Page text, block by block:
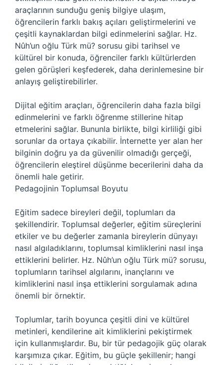
araçlarının sunduğu geniş bilgiye ulaşım,
öğrencilerin farklı bakış açıları geliştirmelerini ve
çeşitli kaynaklardan bilgi edinmelerini sağlar. Hz.
Nûh’un oğlu Türk mü? sorusu gibi tarihsel ve
kültürel bir konuda, öğrenciler farklı kültürlerden
gelen görüşleri keşfederek, daha derinlemesine bir
anlayış geliştirebilirler.
Dijital eğitim araçları, öğrencilerin daha fazla bilgi
edinmelerini ve farklı öğrenme stillerine hitap
etmelerini sağlar. Bununla birlikte, bilgi kirliliği gibi
sorunlar da ortaya çıkabilir. İnternette yer alan her
bilginin doğru ya da güvenilir olmadığı gerçeği,
öğrencilerin eleştirel düşünme becerilerini daha da
önemli hale getirir.
Pedagojinin Toplumsal Boyutu
Eğitim sadece bireyleri değil, toplumları da
şekillendirir. Toplumsal değerler, eğitim süreçlerini
etkiler ve bu değerler zamanla bireylerin dünyayı
nasıl algıladıklarını, toplumsal kimliklerini nasıl inşa
ettiklerini belirler. Hz. Nûh’un oğlu Türk mü? sorusu,
toplumların tarihsel algılarını, inançlarını ve
kimliklerini nasıl inşa ettiklerini sorgulamak adına
önemli bir örnektir.
Toplumlar, tarih boyunca çeşitli dini ve kültürel
metinleri, kendilerine ait kimliklerini pekiştirmek
için kullanmışlardır. Bu, bir tür pedagojik güç olarak
karşımıza çıkar. Eğitim, bu güçle şekillenir; hangi